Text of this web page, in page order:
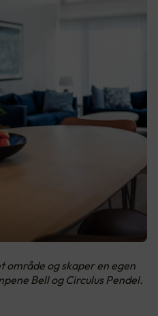
og skaper en egen
Bell og Circulus Pendel.